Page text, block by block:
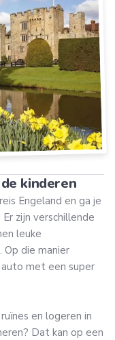
kinderen
Engeland en ga je
zijn verschillende
leuke
die manier
met een super
en logeren in
Dat kan op een